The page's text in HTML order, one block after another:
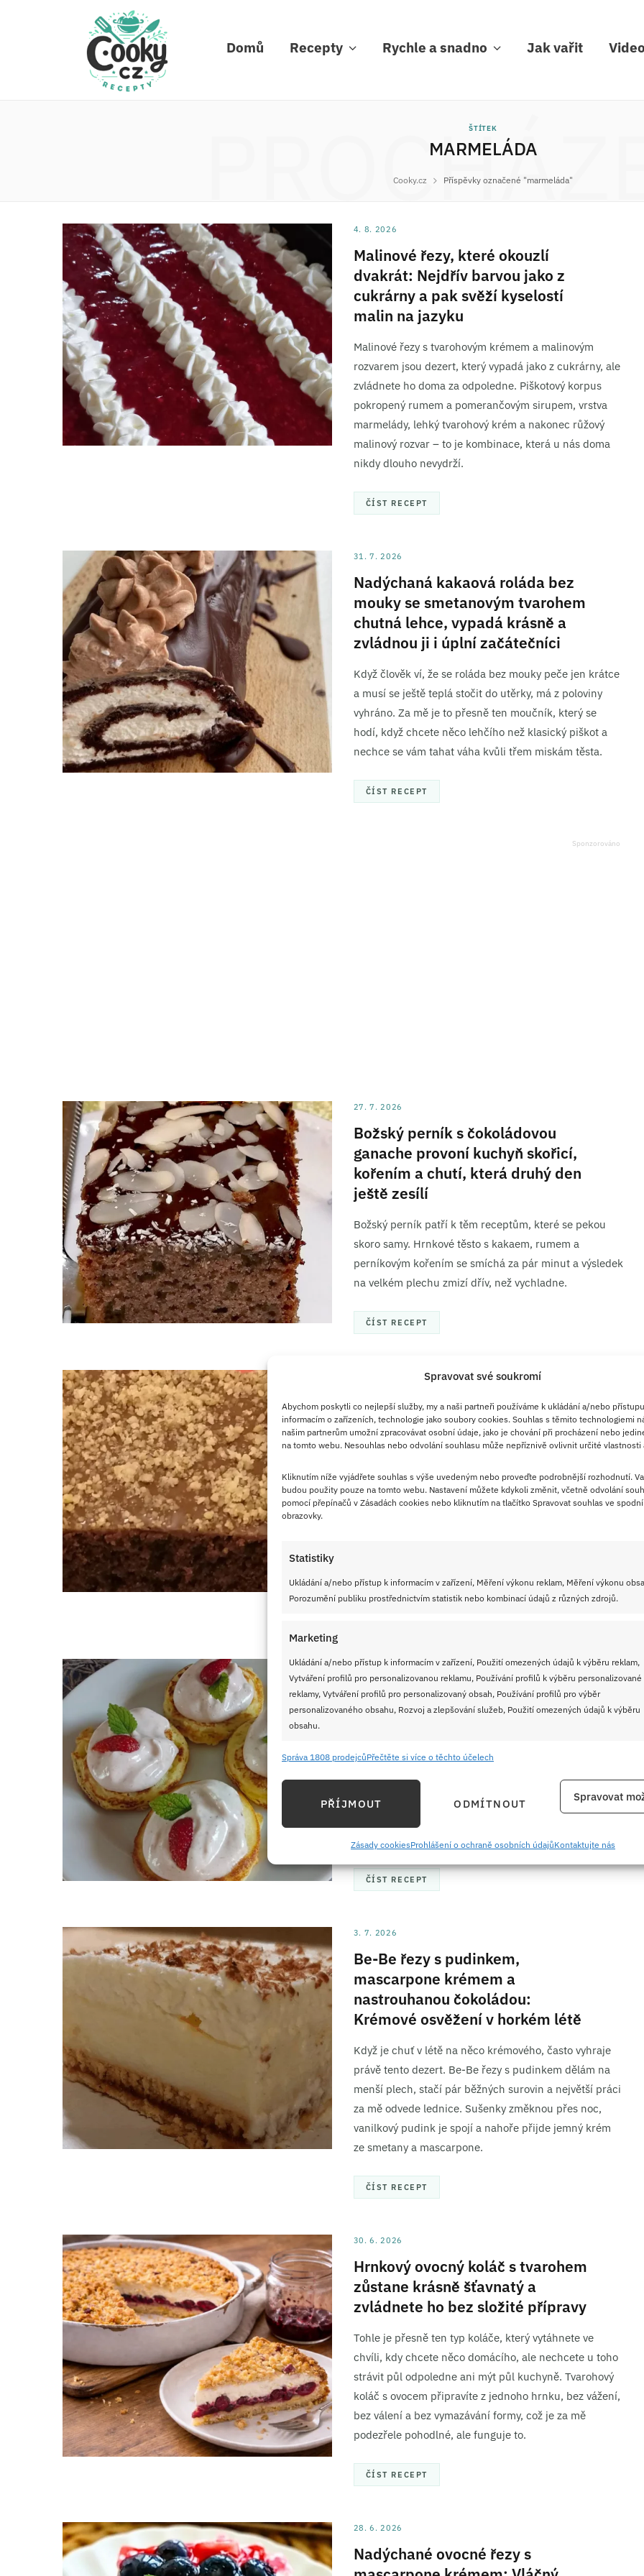
Spravovat své soukromí
Abychom poskytli co nejlepší služby, my a naši partneři používáme k ukládání a/nebo
informacím o zařízeních, technologie jako soubory cookies. Souhlas s těmito technologiemi
našim partnerům umožní zpracovávat osobní údaje, jako je chování při procházení nebo
na tomto webu. Nesouhlas nebo odvolání souhlasu může nepříznivě ovlivnit určité vlastnosti
Kliknutím níže vyjádřete souhlas s výše uvedeným nebo proveďte podrobnější rozhodnutí.
budou použity pouze na tomto webu. Nastavení můžete kdykoli změnit, včetně odvolání
pomocí přepínačů v Zásadách cookies nebo kliknutím na tlačítko Spravovat souhlas ve
obrazovky.
Statistiky
Ukládání a/nebo přístup k informacím v zařízení, Měření výkonu reklam, Měření výkonu
Porozumění publiku prostřednictvím statistik nebo kombinací údajů z různých zdrojů.
Marketing
Ukládání a/nebo přístup k informacím v zařízení, Použití omezených údajů k výběru reklam,
Vytváření profilů pro personalizovanou reklamu, Používání profilů k výběru personalizované
reklamy, Vytváření profilů pro personalizovaný obsah, Používání profilů pro výběr
personalizovaného obsahu, Rozvoj a zlepšování služeb, Použití omezených údajů k výběru
obsahu.
Funkce
Identifikace zařízení na základě automaticky přenášených informací.
Používání přesných údajů o zeměpisné poloze, Identifikace zařízení na
základě aktivně požadovaných informací.
odstraňování chyb, Poskytování a zobrazování reklamy a obsahu,
Ukládání a sdělování voleb ochrany osobních údajů.
Správa 1808 prodejcůPřečtěte si více o těchto účelech
PŘÍJMOUT ODMÍTNOUT
Spravovat
Zásady cookiesProhlášení o ochraně osobních údajůKontaktujte nás
Domů Recepty Rychle a snadno Jak vařit Video
ŠTÍTEK
MARMELÁDA
Cooky.cz Příspěvky označené "marmeláda"
4. 8. 2026
Malinové řezy, které okouzlí
dvakrát: Nejdřív barvou jako z
cukrárny a pak svěží kyselostí
malin na jazyku
Malinové řezy s tvarohovým krémem a malinovým
rozvarem jsou dezert, který vypadá jako z cukrárny, ale
zvládnete ho doma za odpoledne. Piškotový korpus
pokropený rumem a pomerančovým sirupem, vrstva
marmelády, lehký tvarohový krém a nakonec růžový
malinový rozvar – to je kombinace, která u nás doma
nikdy dlouho nevydrží.
ČÍST RECEPT
31. 7. 2026
Nadýchaná kakaová roláda bez
mouky se smetanovým tvarohem
chutná lehce, vypadá krásně a
zvládnou ji i úplní začátečníci
Když člověk ví, že se roláda bez mouky peče jen krátce
a musí se ještě teplá stočit do utěrky, má z poloviny
vyhráno. Za mě je to přesně ten moučník, který se
hodí, když chcete něco lehčího než klasický piškot a
nechce se vám tahat váha kvůli třem miskám těsta.
ČÍST RECEPT
27. 7. 2026
Božský perník s čokoládovou
ganache provoní kuchyň skořicí,
kořením a chutí, která druhý den
ještě zesílí
Božský perník patří k těm receptům, které se pekou
skoro samy. Hrnkové těsto s kakaem, rumem a
perníkovým kořením se smíchá za pár minut a výsledek
na velkém plechu zmizí dřív, než vychladne.
ČÍST RECEPT
Tajemství poctivého perníku se
skrývá v hustém těstě, voňavém
koření a správném pečení: Trik s
jako bonus
17. 7. 2026
Lívance s jahodovou pěnou:
Nejen snídaně, která vás dostane
Kynuté lívance s jahodovou pěnou z bílků jsou snídaně,
která se u nás doma peče každé léto, jakmile se na
trhu objeví první jahody. Recept je jednoduchý, ale
nudnou klasiku.
ČÍST RECEPT
3. 7. 2026
Be-Be řezy s pudinkem,
mascarpone krémem a
nastrouhanou čokoládou:
Krémové osvěžení v horkém létě
Když je chuť v létě na něco krémového, často vyhraje
právě tento dezert. Be-Be řezy s pudinkem dělám na
menší plech, stačí pár běžných surovin a největší práci
za mě odvede lednice. Sušenky změknou přes noc,
vanilkový pudink je spojí a nahoře přijde jemný krém
ze smetany a mascarpone.
ČÍST RECEPT
30. 6. 2026
Hrnkový ovocný koláč s tvarohem
zůstane krásně šťavnatý a
zvládnete ho bez složité přípravy
Tohle je přesně ten typ koláče, který vytáhnete ve
chvíli, kdy chcete něco domácího, ale nechcete u toho
strávit půl odpoledne ani mýt půl kuchyně. Tvarohový
koláč s ovocem připravíte z jednoho hrnku, bez vážení,
bez válení a bez vymazávání formy, což je za mě
podezřele pohodlné, ale funguje to.
ČÍST RECEPT
28. 6. 2026
Nadýchané ovocné řezy s